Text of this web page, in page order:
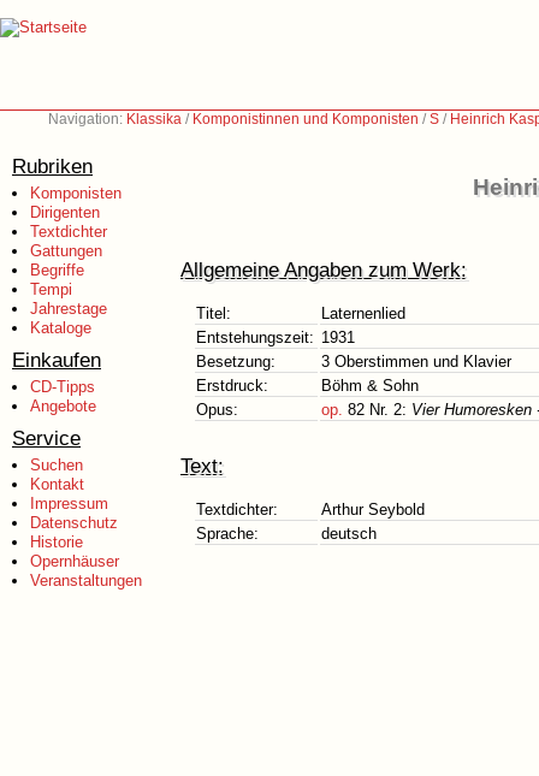
Navigation: Klassika / Komponistinnen und Komponisten /S / Heinrich
Rubriken
Komponisten
Dirigenten
Textdichter
Gattungen
Begriffe
Tempi
Jahrestage
Kataloge
Einkaufen
CD-Tipps
Angebote
Service
Suchen
Kontakt
Impressum
Datenschutz
Historie
Opernhäuser
Veranstaltungen
Allgemeine Angaben zum Werk:
Titel:
Laternenlied
Entstehungszeit: 1931
Besetzung:
3 Oberstimmen und Klavier
Erstdruck:
Böhm & Sohn
Opus:
op. 82 Nr. 2: Vier Humoresken
Text:
Textdichter:
Arthur Seybold
Sprache:
deutsch